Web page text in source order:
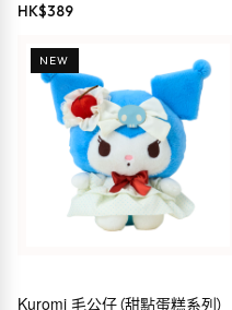
HK$389
NEW
Kuromi 毛公仔（甜點蛋糕系列）